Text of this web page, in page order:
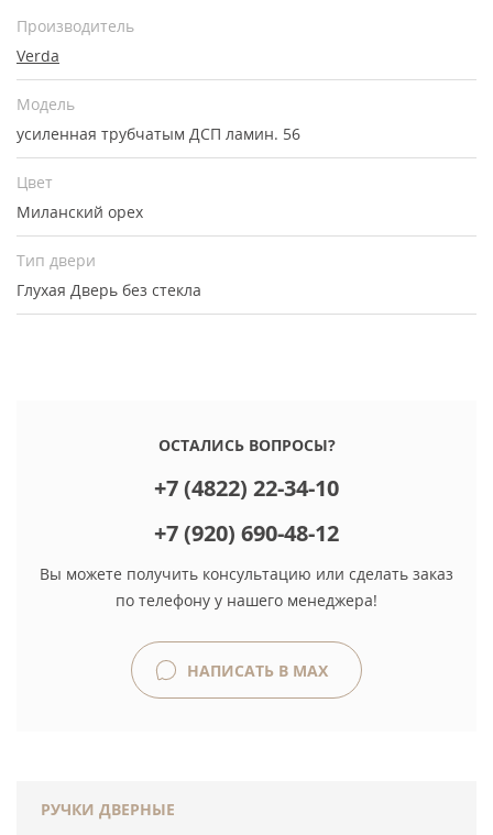
Производитель
Verda
Модель
усиленная трубчатым ДСП ламин. 56
Цвет
Миланский орех
Тип двери
Глухая Дверь без стекла
ОСТАЛИСЬ ВОПРОСЫ?
+7 (4822) 22-34-10
+7 (920) 690-48-12
Вы можете получить консультацию или сделать заказ
по телефону у нашего менеджера!
НАПИСАТЬ В MAX
РУЧКИ ДВЕРНЫЕ